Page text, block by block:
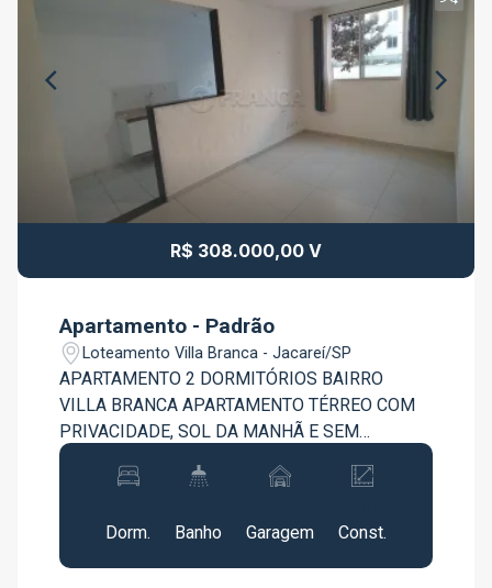
R$ 308.000,00 V
Apartamento - Padrão
Loteamento Villa Branca - Jacareí/SP
APARTAMENTO 2 DORMITÓRIOS BAIRRO
VILLA BRANCA APARTAMENTO TÉRREO COM
PRIVACIDADE, SOL DA MANHÃ E SEM
PASSAGEM DE PEDESTRES GABINETE NA
COZINHA GABINETE, ESPELHO E BOX NO
SUA VISITA!
Dorm.
Banho
Garagem
Const.